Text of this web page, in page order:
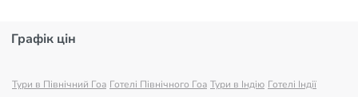
Графік цін
Тури в Північний Гоа Готелі Північного Гоа Тури в Індію Готелі Індії